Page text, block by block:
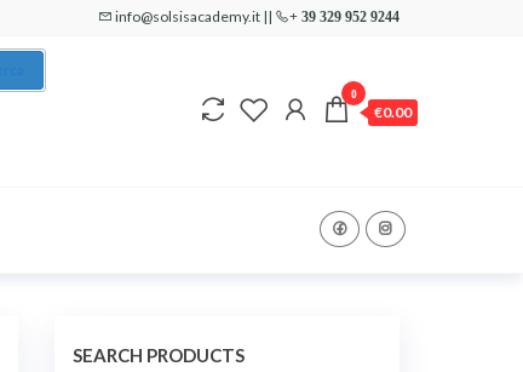
info@solsisacademy.it || + 39 329 952 9244
0
€0.00
SEARCH PRODUCTS